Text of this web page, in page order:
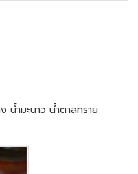
น้ำมะนาว น้ำตาลทราย